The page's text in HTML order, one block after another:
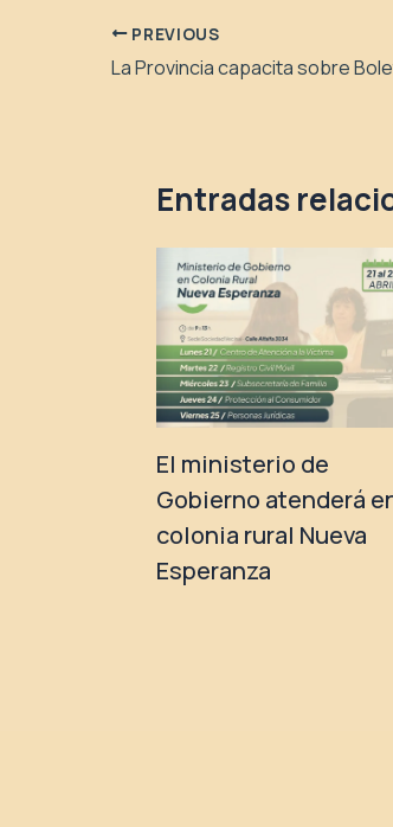
PREVIOUS
Entradas
El ministerio de
Gobierno atenderá
colonia rural Nueva
Esperanza